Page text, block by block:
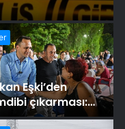
Eşki’den
çıkarması:
içinde,